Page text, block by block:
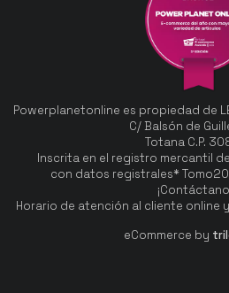
Powerplanetonline es propiedad de
C/ Balsón de
Totana C.P.
Inscrita en el registro mercantil
con datos registrales*
Horario de atención al cliente online
eCommerce by